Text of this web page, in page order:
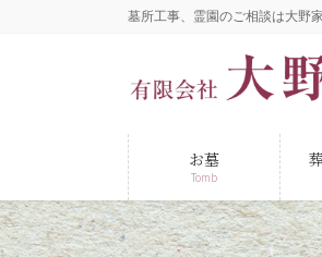
移
動
墓所工事、霊園のご相談は大野
お墓
Tomb